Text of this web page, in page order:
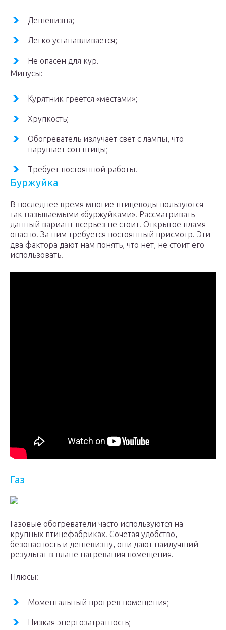
Дешевизна;
Легко устанавливается;
Не опасен для кур.
Минусы:
Курятник греется «местами»;
Хрупкость;
Обогреватель излучает свет с лампы, что
нарушает сон птицы;
Требует постоянной работы.
Буржуйка
В последнее время многие птицеводы пользуются
так называемыми «буржуйками». Рассматривать
данный вариант всерьез не стоит. Открытое пламя —
опасно. За ним требуется постоянный присмотр. Эти
два фактора дают нам понять, что нет, не стоит его
использовать!
Газ
Газовые обогреватели часто используются на
крупных птицефабриках. Сочетая удобство,
безопасность и дешевизну, они дают наилучший
результат в плане нагревания помещения.
Плюсы:
Моментальный прогрев помещения;
Низкая энергозатратность;